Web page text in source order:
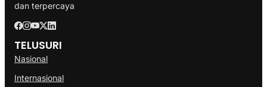
dan terpercaya
TELUSURI
Nasional
Internasional